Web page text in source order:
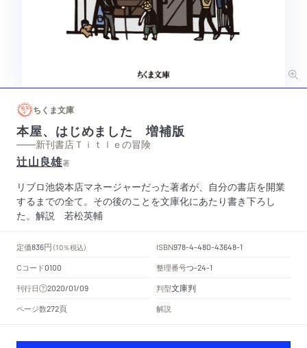
ちくま文庫
本屋、はじめました 増補版
——新刊書店Ｔｉｔｌｅの冒険
辻山良雄著
リブロ池袋本店マネージャーだった著者が、自分の書店を開業
するまでの全て。その後のことを文庫化にあたり書き下ろし
た。解説 若松英輔
定価836円 （10％税込） ISBN978-4-480-43648-1
Cコード0100 整理番号つ-24-1
刊行日 2020/01/09 判型文庫判
ページ数272頁 解説